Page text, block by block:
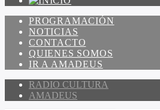
PROGRAMACIÓN
NOTICIAS
CONTACTO
QUIENES SOMOS
IR A AMADEUS
RADIO CULTURA
AMADEUS